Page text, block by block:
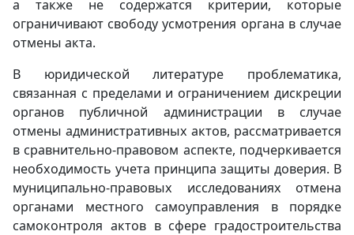
а также не содержатся критерии, которые
ограничивают свободу усмотрения органа в случае
отмены акта.
В юридической литературе проблематика,
связанная с пределами и ограничением дискреции
органов публичной администрации в случае
отмены административных актов, рассматривается
в сравнительно-правовом аспекте, подчеркивается
необходимость учета принципа защиты доверия. В
муниципально-правовых исследованиях отмена
органами местного самоуправления в порядке
самоконтроля актов в сфере градостроительства